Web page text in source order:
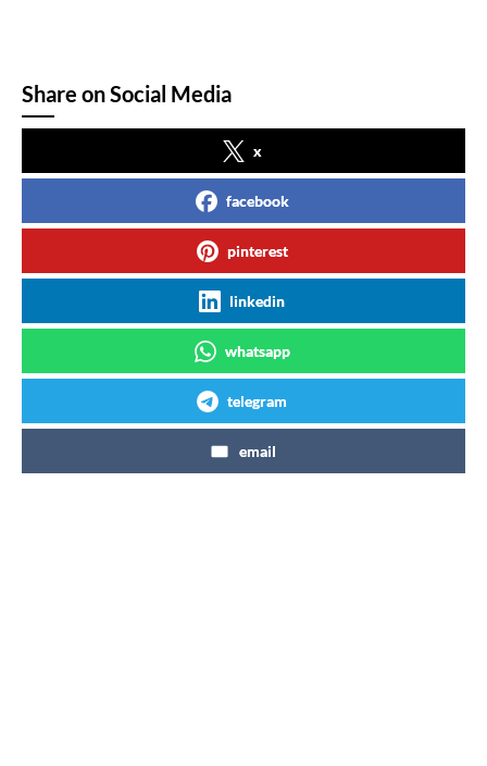
Share on Social Media
x
facebook
pinterest
linkedin
whatsapp
telegram
email